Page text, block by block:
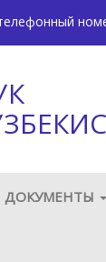
ДОКУМЕНТЫ